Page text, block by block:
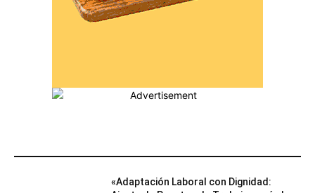
«Adaptación Laboral con Dignidad: